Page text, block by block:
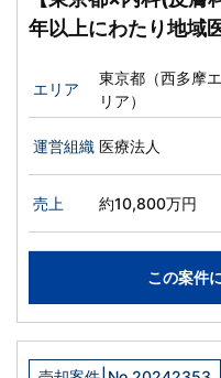
年以上にわたり地域
を承継開業する譲渡
エリア
東京都（西多摩エ
リア）
運営組織 医療法人
売上 約10,800万円
この案件